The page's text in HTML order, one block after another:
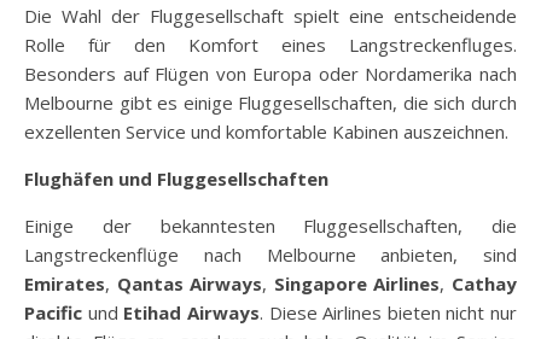
Die Wahl der Fluggesellschaft spielt eine entscheidende
Rolle für den Komfort eines Langstreckenfluges.
Besonders auf Flügen von Europa oder Nordamerika nach
Melbourne gibt es einige Fluggesellschaften, die sich durch
exzellenten Service und komfortable Kabinen auszeichnen.
Flughäfen und Fluggesellschaften
Einige der bekanntesten Fluggesellschaften, die
Langstreckenflüge nach Melbourne anbieten, sind
Emirates, Qantas Airways, Singapore Airlines, Cathay
Pacific und Etihad Airways. Diese Airlines bieten nicht nur